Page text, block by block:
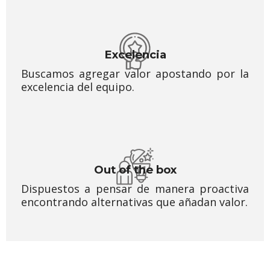
Excelencia
Buscamos agregar valor apostando por la
excelencia del equipo.
Out of the box
Dispuestos a pensar de manera proactiva
encontrando alternativas que añadan valor.